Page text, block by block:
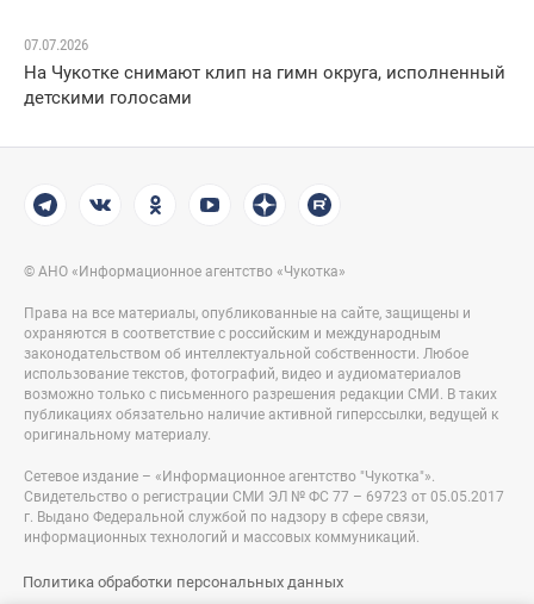
07.07.2026
На Чукотке снимают клип на гимн округа, исполненный
детскими голосами
© АНО «Информационное агентство «Чукотка»
Права на все материалы, опубликованные на сайте, защищены и
охраняются в соответствие с российским и международным
законодательством об интеллектуальной собственности. Любое
использование текстов, фотографий, видео и аудиоматериалов
возможно только с письменного разрешения редакции СМИ. В таких
публикациях обязательно наличие активной гиперссылки, ведущей к
оригинальному материалу.
Сетевое издание – «Информационное агентство "Чукотка"».
Свидетельство о регистрации СМИ ЭЛ № ФС 77 – 69723 от 05.05.2017
г. Выдано Федеральной службой по надзору в сфере связи,
информационных технологий и массовых коммуникаций.
Политика обработки персональных данных